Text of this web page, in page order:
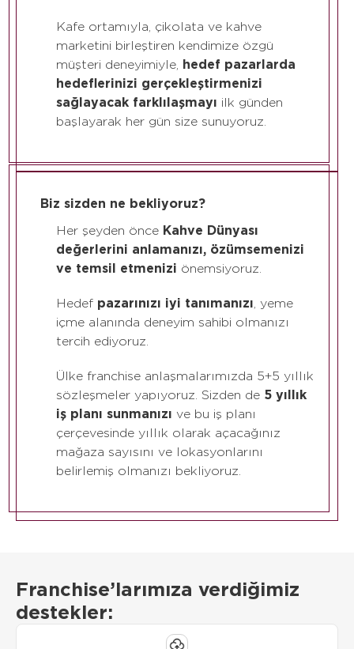
Kafe ortamıyla, çikolata ve kahve
marketini birleştiren kendimize özgü
müşteri deneyimiyle, hedef pazarlarda
hedeflerinizi gerçekleştirmenizi
sağlayacak farklılaşmayı ilk günden
başlayarak her gün size sunuyoruz.
Biz sizden ne bekliyoruz?
Her şeyden önce Kahve Dünyası
değerlerini anlamanızı, özümsemenizi
ve temsil etmenizi önemsiyoruz.
Hedef pazarınızı iyi tanımanızı , yeme
içme alanında deneyim sahibi olmanızı
tercih ediyoruz.
Ülke franchise anlaşmalarımızda 5+5 yıllık
sözleşmeler yapıyoruz. Sizden de 5 yıllık
iş planı sunmanızı ve bu iş planı
çerçevesinde yıllık olarak açacağınız
mağaza sayısını ve lokasyonlarını
belirlemiş olmanızı bekliyoruz.
Franchise’larımıza verdiğimiz
destekler: